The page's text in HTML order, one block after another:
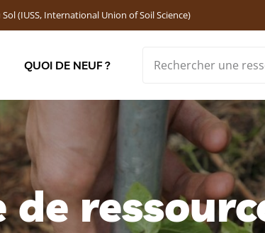
(IUSS, International Union of Soil Science)
QUOI DE NEUF ?
de